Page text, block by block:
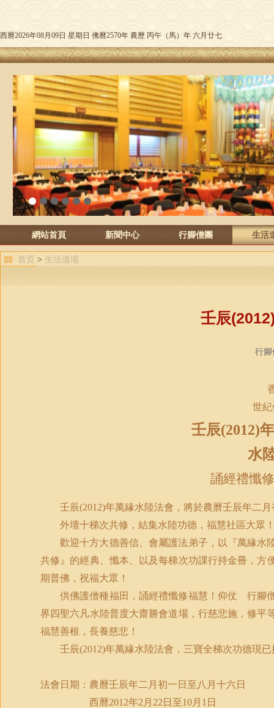
西曆2026年08月09日 星期日 佛曆2570年 農歷 丙午（馬）年 六月廿七
1 2 3 4 5 6
網站首頁 新聞中心 行腳僧團 生活
首页 > 生活道場
壬辰
行腳
世
壬辰(2012)
水
誦經禮懺
壬辰(2012)年萬緣水陸法會，將於農曆壬辰年二
外壇十梯次共修，結集水陸功德，福慧社區大眾
歡迎十方大德善信、會屬護法弟子，以『萬緣水
共修』的經典、懺本、以及每梯次功課行持金冊，
期普佛，祝福大眾！
供佛護僧種福田，誦經禮懺修福慧！仰仗 行腳
界四聖六凡水陸普度大齋勝會道場，行慈悲施，修
福慧善根，長養慈悲！
壬辰(2012)年萬緣水陸法會，三寶全梯次功德現
法會日期：農曆壬辰年二月初一日至八月十六日
西曆2012年2 月 22 日至10月 1 日